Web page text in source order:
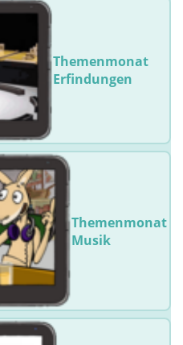
Themenmonat
Erfindungen
Themenmonat
Musik